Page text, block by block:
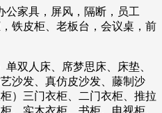
公家具，屏风，隔断，员工
铁皮柜、老板台，会议桌，前
双人床、席梦思床、床垫、
沙发、真仿皮沙发、藤制沙
）三门衣柜、二门衣柜、推拉
、实木衣柜、书柜、电视柜、